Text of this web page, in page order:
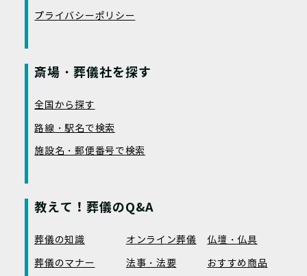
プライバシーポリシー
斎場・葬儀社を探す
全国から探す
路線・駅名で検索
施設名・郵便番号で検索
教えて！葬儀のQ&A
葬儀の知識 オンライン葬儀
仏壇・仏具
葬儀のマナー
法事・法要
おすすめ商品